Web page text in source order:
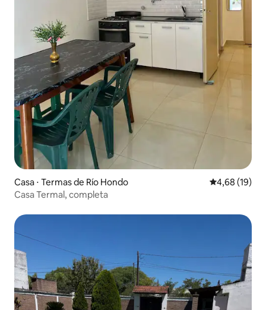
Casa ⋅ Termas de Río Hondo 4,68 de uma
4,68 (19)
Casa Termal, completa